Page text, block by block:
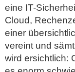
eine IT-
Cloud,
einer
vereint und
wird ersichtlich: